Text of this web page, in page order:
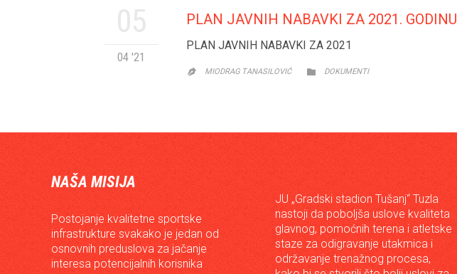
04 '21
PLAN JAVNIH NABAVKI ZA 2021. GODINU
PLAN JAVNIH NABAVKI ZA 2021
 MIODRAG TANASILOVIĆ  CATEGORY
DOKUMENTI
NAŠA MISIJA
Postojanje kvalitetne sportske
infrastrukture svakako je jedan od
osnovnih preduslova za jačanje
interesa potencijalnih korisnika
JU „Gradski stadion Tušanj“ Tuzla
nastoji da poboljša uslove kvaliteta
glavnog, pomoćnih terena i atletske
staze za odigravanje utakmica i
održavanje trenažnog procesa,